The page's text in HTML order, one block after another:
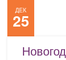
ДЕК
25